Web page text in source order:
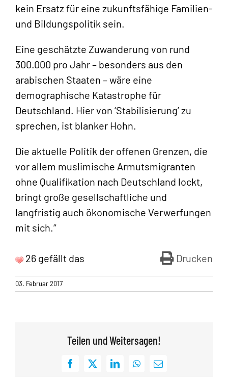
kein Ersatz für eine zukunftsfähige Familien-
und Bildungspolitik sein.
Eine geschätzte Zuwanderung von rund
300.000 pro Jahr – besonders aus den
arabischen Staaten – wäre eine
demographische Katastrophe für
Deutschland. Hier von ‘Stabilisierung’ zu
sprechen, ist blanker Hohn.
Die aktuelle Politik der offenen Grenzen, die
vor allem muslimische Armutsmigranten
ohne Qualifikation nach Deutschland lockt,
bringt große gesellschaftliche und
langfristig auch ökonomische Verwerfungen
mit sich.“
Drucken
26 gefällt das
03. Februar 2017
Teilen und Weitersagen!
Facebook
X LinkedInWhatsApp
E-